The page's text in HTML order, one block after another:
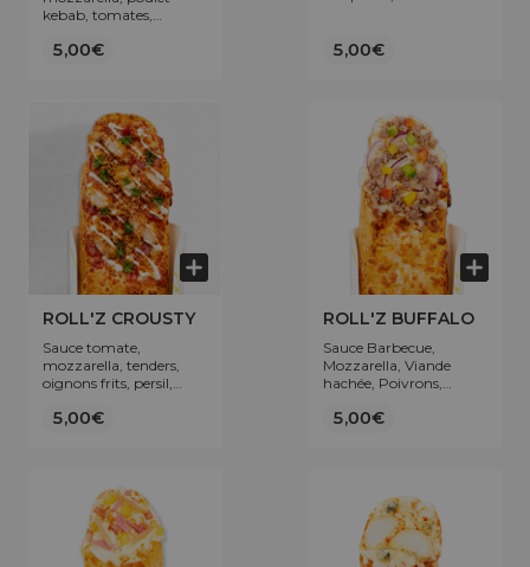
kebab, tomates,
5,00€ 5,00€
ROLL'Z CROUSTY
Sauce tomate,
mozzarella, tenders,
oignons frits, persil,
piquante, sauce
5,00€
ROLL'Z BUFFALO
Sauce Barbecue,
Mozzarella, Viande
hachée, Poivrons,
5,00€